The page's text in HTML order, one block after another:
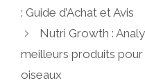
: Guide d’Achat et Avis
Nutri Growth :
meilleurs produits
oiseaux